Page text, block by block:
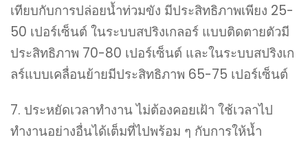
เทียบกับการปล่อยน้ำท่วมขัง มีประสิทธิภาพเพียง 25-
50 เปอร์เซ็นต์ ในระบบสปริงเกลอร์ แบบติดตายตัวมี
ประสิทธิภาพ 70-80 เปอร์เซ็นต์ และในระบบสปริงเก
ลร์แบบเคลื่อนย้ายมีประสิทธิภาพ 65-75 เปอร์เซ็นต์
7. ประหยัดเวลาทำงาน ไม่ต้องคอยเฝ้า ใช้เวลาไป
ทำงานอย่างอื่นได้เต็มที่ไปพร้อม ๆ กับการให้น้ำ